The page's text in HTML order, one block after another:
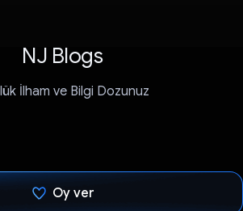
NJ Blogs
İlham ve Bilgi Dozunuz
Oy ver